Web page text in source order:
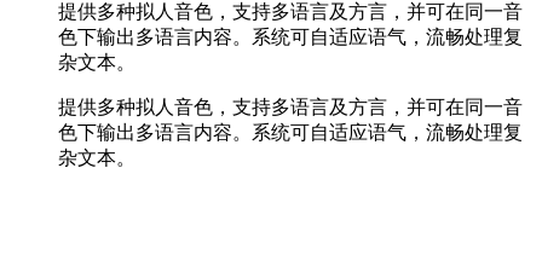
提供多种拟人音色，支持多语言及方言，并可在同一音
色下输出多语言内容。系统可自适应语气，流畅处理复
杂文本。
提供多种拟人音色，支持多语言及方言，并可在同一音
色下输出多语言内容。系统可自适应语气，流畅处理复
杂文本。